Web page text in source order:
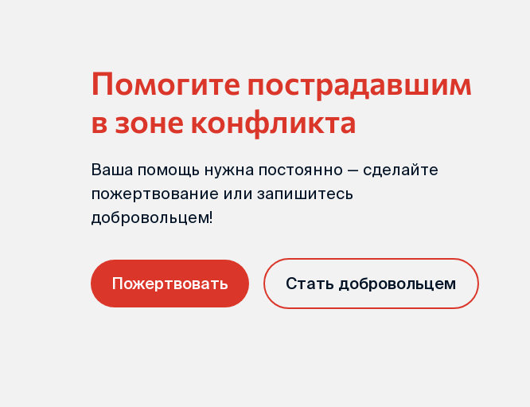
Помогите пострадавшим
в зоне конфликта
Ваша помощь нужна постоянно — сделайте
пожертвование или запишитесь
добровольцем!
Пожертвовать Стать добровольцем